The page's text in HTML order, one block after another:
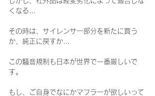
くなる…
その時は、サイレンサー部分を新たに買う
か、純正に戻すか…
この騒音規制も日本が世界で一番厳しいで
す。
もし、ご自身でなにかマフラーが欲しいって